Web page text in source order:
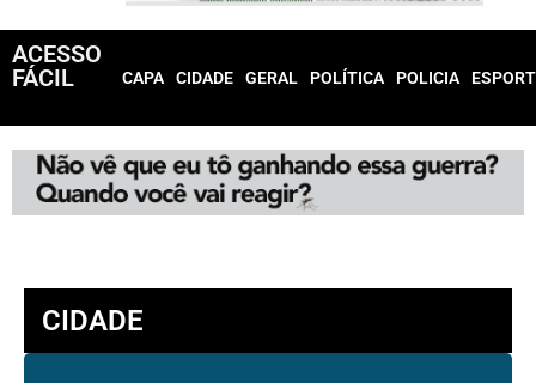
ACESSO
FÁCIL
CAPA CIDADE GERAL POLÍTICA POLICIA
CIDADE